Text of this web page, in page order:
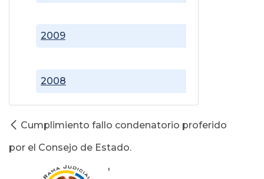
2008
2009
Cumplimiento fallo condenatorio proferido
por el Consejo de Estado.
'